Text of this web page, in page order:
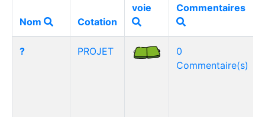
Nom Cotation
voie
Commentaires
? PROJET
0
Commentaire(s)